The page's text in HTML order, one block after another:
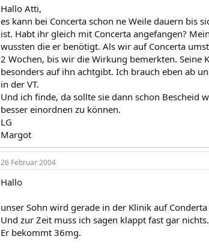
Hallo Atti,
es kann bei Concerta schon ne Weile dauern bis
ist. Habt ihr gleich mit Concerta angefangen?
wussten die er benötigt. Als wir auf Concerta
2 Wochen, bis wir die Wirkung bemerkten. Seine
besonders auf ihn achtgibt. Ich brauch eben ab
in der VT.
Und ich finde, da sollte sie dann schon Bescheid
besser einordnen zu können.
LG
Margot
26 Februar 2004
Hallo
unser Sohn wird gerade in der Klinik auf
Und zur Zeit muss ich sagen klappt fast gar nichts.
Er bekommt 36mg.